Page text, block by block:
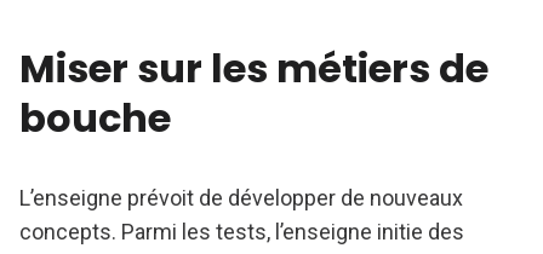
Miser sur les métiers de
bouche
L’enseigne prévoit de développer de nouveaux
concepts. Parmi les tests, l’enseigne initie des